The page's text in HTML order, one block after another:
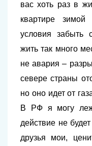
вас хоть раз в
квартире
условия забыть
жить так много
не авария –
севере страны
но оно идет от
В РФ я могу
действие не
друзья мои,